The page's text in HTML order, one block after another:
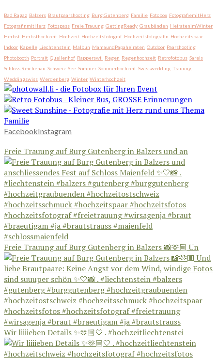
Bad Ragaz Balzers Brautpaarshooting Burg Gutenberg Familie Fotobox FotografiemitHerz
FotografinmitHerz Fotospass Freie Trauung GettingReady Graubünden HeiratenimWinter
Herbst Herbsthochzeit Hochzeit Hochzeitsfotograf Hochzeitsfotografin Hochzeitspaar
Indoor Kapelle Liechtenstein Malbun MamaundPapaheiraten Outdoor Paarshooting
Photobooth Portrait Quellenhof Rapperswil Regen Regenhochzeit Retrofotobus Sareis
Schloss Reichenau Schweiz See Sommer Sommerhochzeit Swisswedding Trauung
Weddingswiss Werdenberg Winter Winterhochzeit
FacebookInstagram
Freie Trauung auf Burg Gutenberg in Balzers und an
Freie Trauung auf Burg Gutenberg in Balzers 📸🫶🏼 Un
Wir liiiieben Details ✨🫶🏼🤍 . #hochzeitliechtenstei